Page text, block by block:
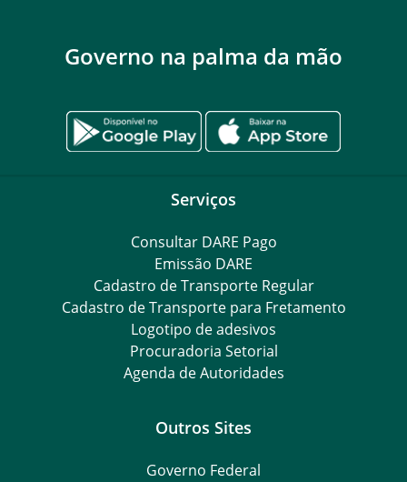
Governo na palma da mão
Serviços
Consultar DARE Pago
Emissão DARE
Cadastro de Transporte Regular
Cadastro de Transporte para Fretamento
Logotipo de adesivos
Procuradoria Setorial
Agenda de Autoridades
Outros Sites
Governo Federal